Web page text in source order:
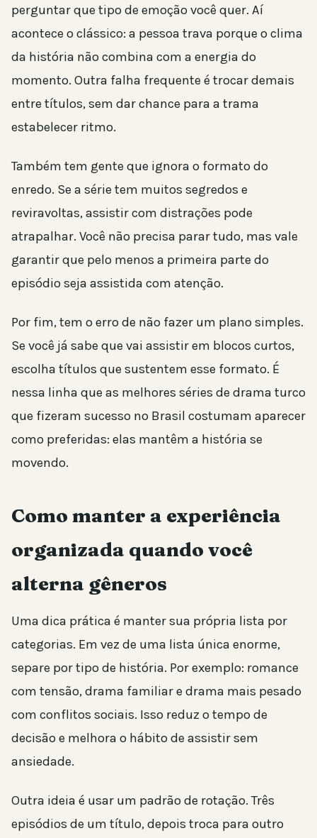
perguntar que tipo de emoção você quer. Aí
acontece o clássico: a pessoa trava porque o clima
da história não combina com a energia do
momento. Outra falha frequente é trocar demais
entre títulos, sem dar chance para a trama
estabelecer ritmo.
Também tem gente que ignora o formato do
enredo. Se a série tem muitos segredos e
reviravoltas, assistir com distrações pode
atrapalhar. Você não precisa parar tudo, mas vale
garantir que pelo menos a primeira parte do
episódio seja assistida com atenção.
Por fim, tem o erro de não fazer um plano simples.
Se você já sabe que vai assistir em blocos curtos,
escolha títulos que sustentem esse formato. É
nessa linha que as melhores séries de drama turco
que fizeram sucesso no Brasil costumam aparecer
como preferidas: elas mantêm a história se
movendo.
Como manter a experiência
organizada quando você
alterna gêneros
Uma dica prática é manter sua própria lista por
categorias. Em vez de uma lista única enorme,
separe por tipo de história. Por exemplo: romance
com tensão, drama familiar e drama mais pesado
com conflitos sociais. Isso reduz o tempo de
decisão e melhora o hábito de assistir sem
ansiedade.
Outra ideia é usar um padrão de rotação. Três
episódios de um título, depois troca para outro